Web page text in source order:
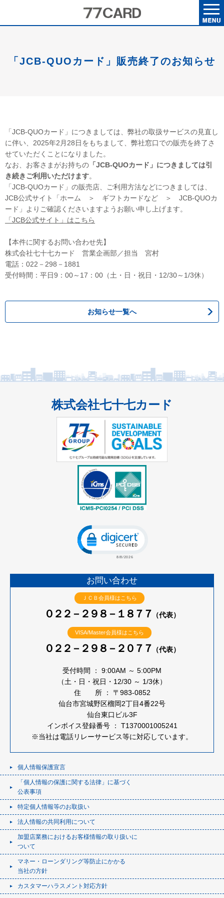
「JCB-QUOカード」販売終了のお知らせ
「JCB-QUOカード」につきましては、弊社の取扱サービスの見直し
に伴い、2025年2月28日をもちまして、弊社窓口での販売を終了さ
せていただくことになりました。
なお、お客さまがお持ちの 「JCB-QUOカード」につきましては引
き続きご利用いただけます。
「JCB-QUOカード」の販売店、ご利用方法などにつきましては、
JCB公式サイト「ホーム ＞ ギフトカードなど ＞ JCB-QUOカ
ード」よりご確認くださいますようお願い申し上げます。
「JCB公式サイト」はこちら
【本件に関するお問い合わせ先】
株式会社七十七カード 営業企画部／担当 宮村
電話：022－298－1881
受付時間：平日9：00～17：00（土・日・祝日・12/30～1/3休）
お知らせ一覧へ
株式会社七十七カード
お問い合わせ
ＪＣＢ会員様はこちら
０２２－２９８－１８７７ （代表）
VISA/Master会員様はこちら
０２２－２９８－２０７７ （代表）
受付時間 ： 9:00AM ～ 5:00PM
（土・日・祝日・12/30 ～ 1/3休）
住 所 ： 〒983-0852
仙台市宮城野区榴岡2丁目4番22号
仙台東口ビル3F
インボイス登録番号 ： T1370001005241
※当社は電話リレーサービス等に対応しています。
個人情報保護宣言
「個人情報の保護に関する法律」に基づく
公表事項
特定個人情報等のお取扱い
法人情報の共同利用について
加盟店業務におけるお客様情報の取り扱いに
ついて
マネー・ローンダリング等防止にかかる
当社の方針
カスタマーハラスメント対応方針